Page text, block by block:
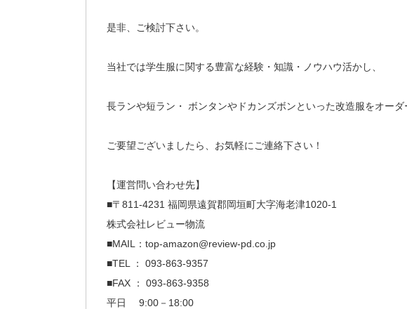
是非、ご検討下さい。
当社では学生服に関する豊富な経験・知識・ノウハウ活かし、
長ランや短ラン・ ボンタンやドカンズボンといった改造服をオーダ
ご要望ございましたら、お気軽にご連絡下さい！
【運営問い合わせ先】
■〒811-4231 福岡県遠賀郡岡垣町大字海老津1020-1
株式会社レビュー物流
■MAIL：top-amazon@review-pd.co.jp
■TEL ： 093-863-9357
■FAX ： 093-863-9358
平日 9:00－18:00